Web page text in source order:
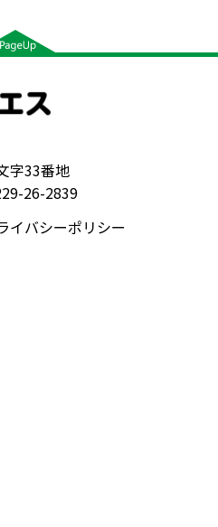
字33番地
26-2839
イバシーポリシー